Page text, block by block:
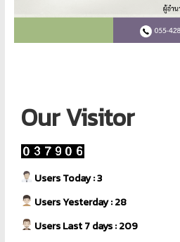
Our Visitor
Users Today : 3
Users Yesterday : 28
Users Last 7 days : 209